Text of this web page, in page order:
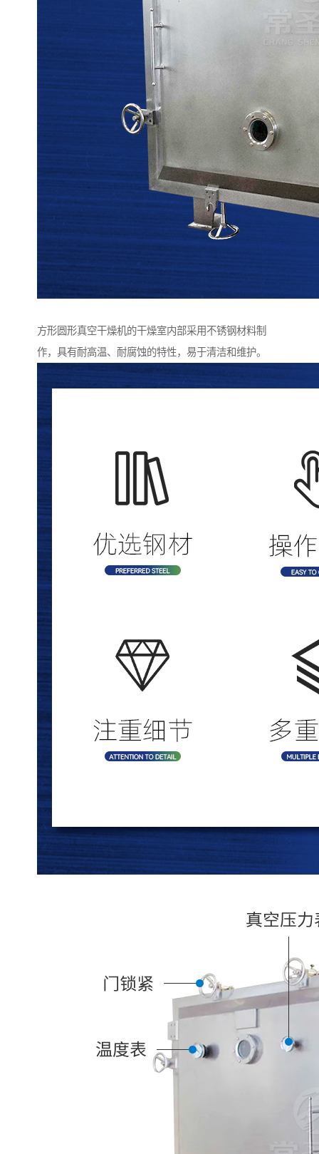
方形圆形真空干燥机的干燥室内部采用不锈钢材料制
作，具有耐高温、耐腐蚀的特性，易于清洁和维护。